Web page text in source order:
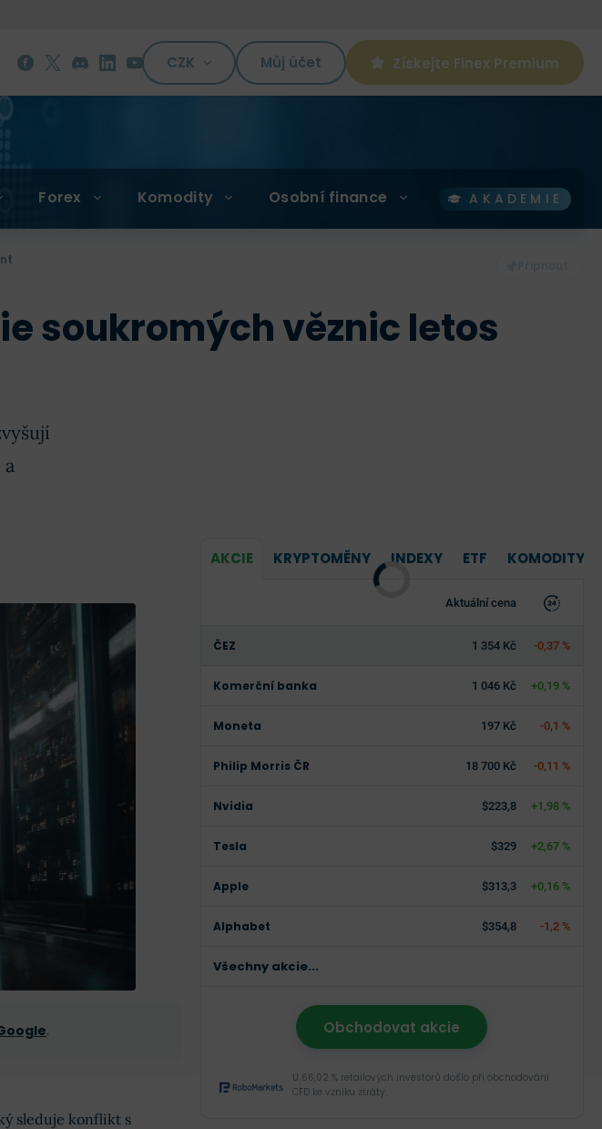
CZK Můj účet Získejte Finex Premium
Forex Komodity Osobní finance AKADEMIE
soukromých věznic letos
.
sleduje konflikt s
AKCIE KRYPTOMĚNY INDEXY ETF KOMODITY
Aktuální cena
ČEZ 1 354 Kč -0,37 %
Komerční banka 1 046 Kč +0,19 %
Moneta 197 Kč -0,1 %
Philip Morris ČR 18 700 Kč -0,11 %
Nvidia $223,8 +1,98 %
Tesla $329 +2,67 %
Apple $313,3 +0,16 %
Alphabet $354,8 -1,2 %
Všechny akcie...
Obchodovat akcie
U 66,02 % retailových investorů došlo při obchodování
CFD ke vzniku ztráty.